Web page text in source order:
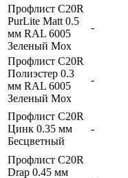
Профлист С20R
PurLite Matt 0.5
мм RAL 6005
Зеленый Мох
-
Профлист С20R
Полиэстер 0.3
мм RAL 6005
Зеленый Мох
-
Профлист С20R
Цинк 0.35 мм
Бесцветный
-
Профлист С20R
Drap 0.45 мм